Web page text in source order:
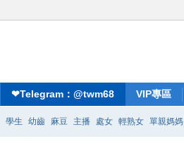
❤Telegram：@twm68 VIP專區
學生 幼齒 麻豆 主播 處女 輕熟女 單親媽媽